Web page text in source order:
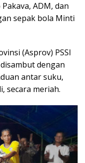
ADM, dan
sepak bola Minti
(Asprov) PSSI
dengan
antar suku,
secara meriah.